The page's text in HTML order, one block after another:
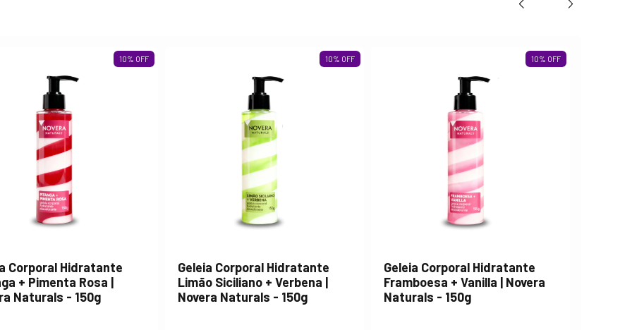
10% OFF
Corporal Hidratante
+ Pimenta Rosa |
Naturals - 150g
10% OFF
Geleia Corporal Hidratante
Limão Siciliano + Verbena |
Novera Naturals - 150g
10% OFF
Geleia Corporal Hidratante
Framboesa + Vanilla | Novera
Naturals - 150g